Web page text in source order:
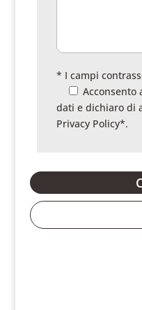
* I campi
Acconsento
dati e dichiaro di
Privacy Policy*.